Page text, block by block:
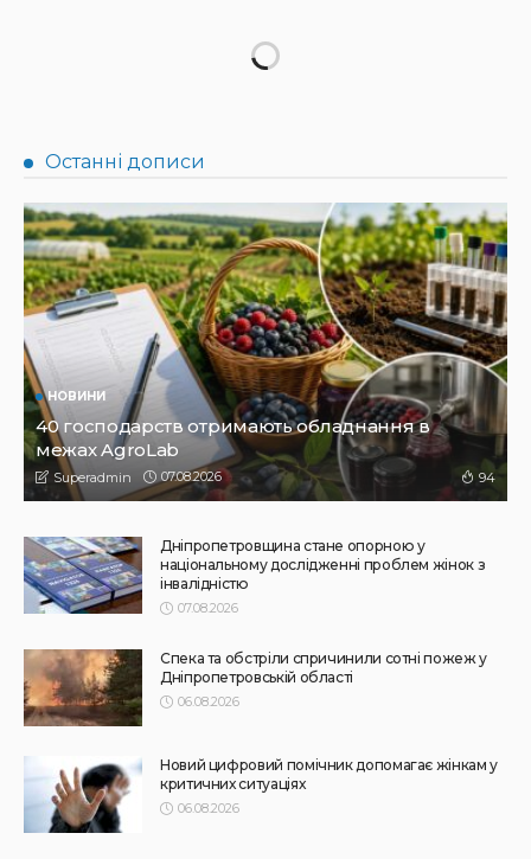
НОВИНИ
Не їжте біля шкірки: фахівці розповіли, як безпечно
ласувати кавунами
Superadmin 31.07.2026 188
ПРЕС РЕЛІЗИ
Синергія влади та служб: яка підтримка потрібна
громадам для ефективного захисту дітей